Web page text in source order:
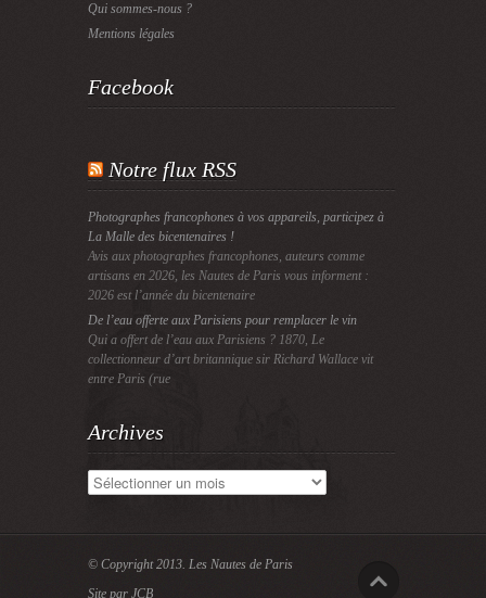
Qui sommes-nous ?
Mentions légales
Facebook
Notre flux RSS
Photographes francophones à vos appareils, participez à
La Malle des bicentenaires !
Avis aux photographes francophones, auteurs comme
artisans en 2026, les Nautes de Paris vous informent :
2026 est l’année du bicentenaire
De l’eau offerte aux Parisiens pour remplacer le vin
Qui a offert de l’eau aux Parisiens ? 1870, Le
collectionneur d’art britannique sir Richard Wallace vit
entre Paris (rue
Archives
Archives
© Copyright 2013. Les Nautes de Paris
Site par JCB